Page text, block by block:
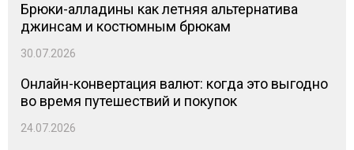
Брюки-алладины как летняя альтернатива
джинсам и костюмным брюкам
30.07.2026
Онлайн-конвертация валют: когда это выгодно
во время путешествий и покупок
24.07.2026